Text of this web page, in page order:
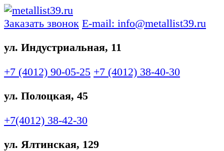
Заказать звонок E-mail: info@metallist39.ru
ул. Индустриальная, 11
+7 (4012) 90-05-25 +7 (4012) 38-40-30
ул. Полоцкая, 45
+7(4012) 38-42-30
ул. Ялтинская, 129